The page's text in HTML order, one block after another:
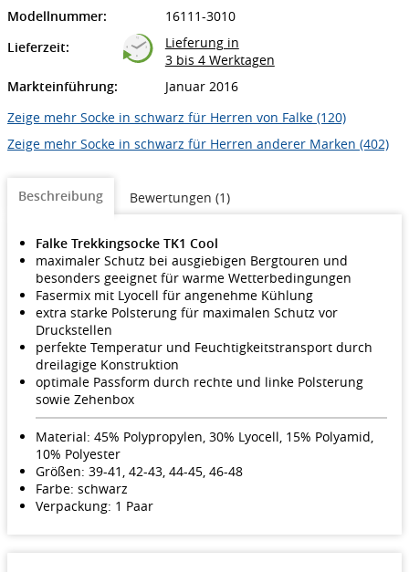
Modellnummer:
16111-3010
Lieferzeit:
Lieferung in
3 bis 4 Werktagen
Markteinführung:
Januar 2016
Zeige mehr Socke in schwarz für Herren von Falke (120)
Zeige mehr Socke in schwarz für Herren anderer Marken (402)
Beschreibung Bewertungen (1)
Falke Trekkingsocke TK1 Cool
maximaler Schutz bei ausgiebigen Bergtouren und
besonders geeignet für warme Wetterbedingungen
Fasermix mit Lyocell für angenehme Kühlung
extra starke Polsterung für maximalen Schutz vor
Druckstellen
perfekte Temperatur und Feuchtigkeitstransport durch
dreilagige Konstruktion
optimale Passform durch rechte und linke Polsterung
sowie Zehenbox
Material: 45% Polypropylen, 30% Lyocell, 15% Polyamid,
10% Polyester
Größen: 39-41, 42-43, 44-45, 46-48
Farbe: schwarz
Verpackung: 1 Paar